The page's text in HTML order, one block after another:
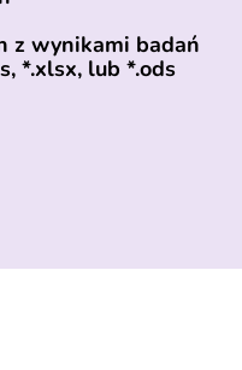
z wynikami badań
*.xlsx, lub *.ods